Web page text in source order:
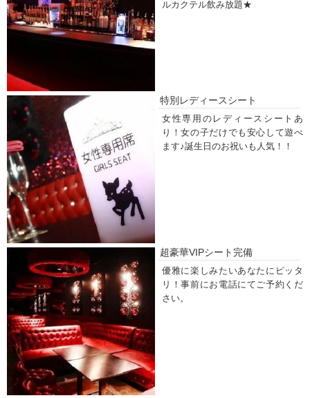
ルカクテル飲み放題★
特別レディースシート
女性専用のレディースシートあ
り！女の子だけでも安心して遊べ
ます♪誕生日のお祝いも人気！！
超豪華VIPシート完備
優雅に楽しみたいあなたにピッタ
リ！事前にお電話にてご予約くだ
さい。